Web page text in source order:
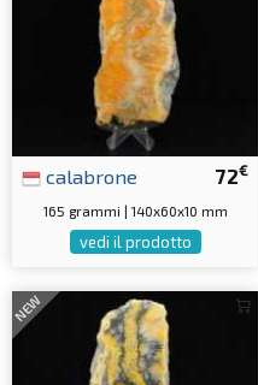
72€
calabrone
165 grammi | 140x60x10 mm
vedi il prodotto
NEW